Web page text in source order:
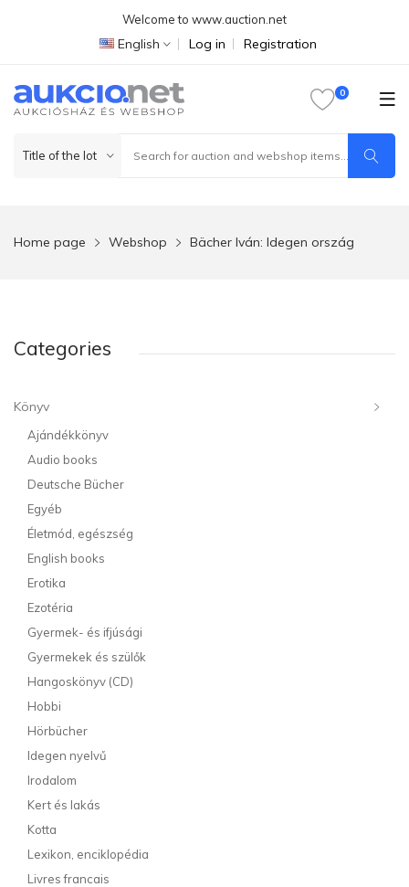
Welcome to www.auction.net
English Log in Registration
Home page Webshop Bächer Iván: Idegen ország
Categories
Könyv
Ajándékkönyv
Audio books
Deutsche Bücher
Egyéb
Életmód, egészség
English books
Erotika
Ezotéria
Gyermek- és ifjúsági
Gyermekek és szülők
Hangoskönyv (CD)
Hobbi
Hörbücher
Idegen nyelvű
Irodalom
Kert és lakás
Kotta
Lexikon, enciklopédia
Livres francais